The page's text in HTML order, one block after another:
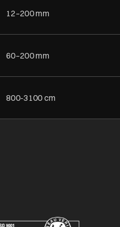
12–200 mm
60–200 mm
800-3100 cm